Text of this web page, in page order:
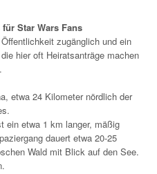
Star Wars Fans
zugänglich und ein
hier oft Heiratsanträge machen
etwa 24 Kilometer nördlich der
ein etwa 1 km langer, mäßig
dauert etwa 20-25
Wald mit Blick auf den See.